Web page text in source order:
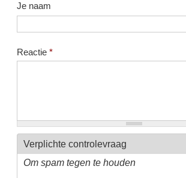
Je naam
Reactie *
Verplichte controlevraag
Om spam tegen te houden